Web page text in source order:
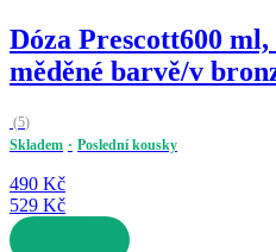
Dóza Prescott600
měděné barvě/v
(5)
Skladem
Poslední kousky
490 Kč
529 Kč